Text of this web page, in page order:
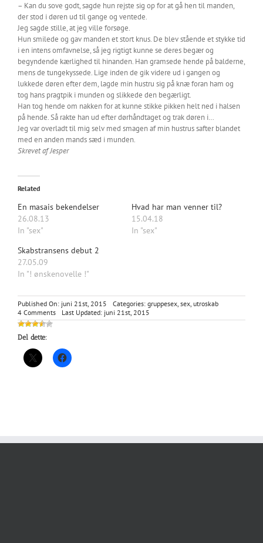
– Kan du sove godt, sagde hun rejste sig op for at gå hen til manden,
der stod i døren ud til gange og ventede.
Jeg sagde stille, at jeg ville forsøge.
Hun smilede og gav manden et stort knus. De blev stående et stykke tid
i en intens omfavnelse, så jeg rigtigt kunne se deres begær og
begyndende kærlighed til hinanden. Han gramsede hende på balderne,
mens de tungekyssede. Lige inden de gik videre ud i gangen og
lukkede døren efter dem, lagde min hustru sig på knæ foran ham og
tog hans pragtpik i munden og slikkede den begærligt.
Han tog hende om nakken for at kunne stikke pikken helt ned i halsen
på hende. Så rakte han ud efter dørhåndtaget og trak døren i…
Jeg var overladt til mig selv med smagen af min hustrus safter blandet
med en anden mands sæd i munden.
Skrevet af Jesper
Related
En masais bekendelser
26.08.13
In "sex"
Hvad har man venner til?
15.04.18
In "sex"
Skabstransens debut 2
27.05.09
In "! ønskenovelle !"
Published On: juni 21st, 2015 Categories: gruppesex, sex, utroskab
4 Commentson
Herregården
gjorde
mig
til
Last Updated: juni 21st, 2015
Del dette: